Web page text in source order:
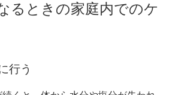
るときの家庭内でのケ
行う